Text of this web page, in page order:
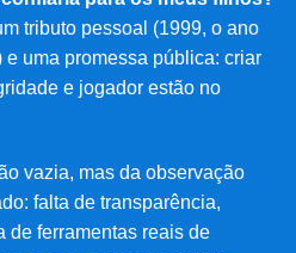
tributo pessoal (1999, o ano
uma promessa pública: criar
e jogador estão no
vazia, mas da observação
falta de transparência,
de ferramentas reais de